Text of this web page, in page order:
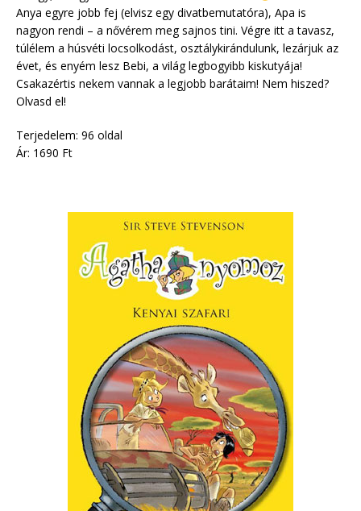
Anya egyre jobb fej (elvisz egy divatbemutatóra), Apa is
nagyon rendi – a nővérem meg sajnos tini. Végre itt a tavasz,
túlélem a húsvéti locsolkodást, osztálykirándulunk, lezárjuk az
évet, és enyém lesz Bebi, a világ legbogyibb kiskutyája!
Csakazértis nekem vannak a legjobb barátaim! Nem hiszed?
Olvasd el!
Terjedelem: 96 oldal
Ár: 1690 Ft